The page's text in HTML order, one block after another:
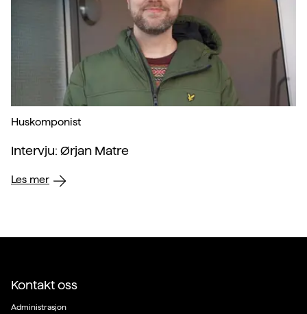
Huskomponist
Intervju: Ørjan Matre
Les mer
Kontakt oss
Administrasjon